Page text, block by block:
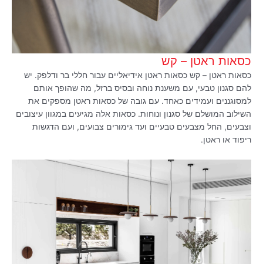
כסאות ראטן – קש
כסאות ראטן – קש כסאות ראטן אידיאליים עבור חללי בר ודלפק. יש
להם סגנון טבעי, עם משענת נוחה ובסיס ברזל, מה שהופך אותם
למסוגננים ועמידים כאחד. עם גובה של כסאות ראטן מספקים את
השילוב המושלם של סגנון ונוחות. כסאות אלה מגיעים במגוון עיצובים
וצבעים, החל מצבעים טבעיים ועד גימורים צבועים, ועם הדגשות
ריפוד או ראטן.